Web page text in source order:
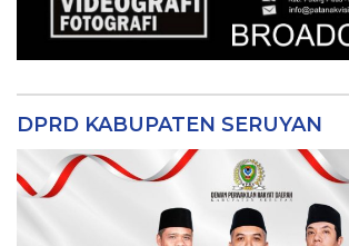
DPRD KABUPATEN SERUYAN